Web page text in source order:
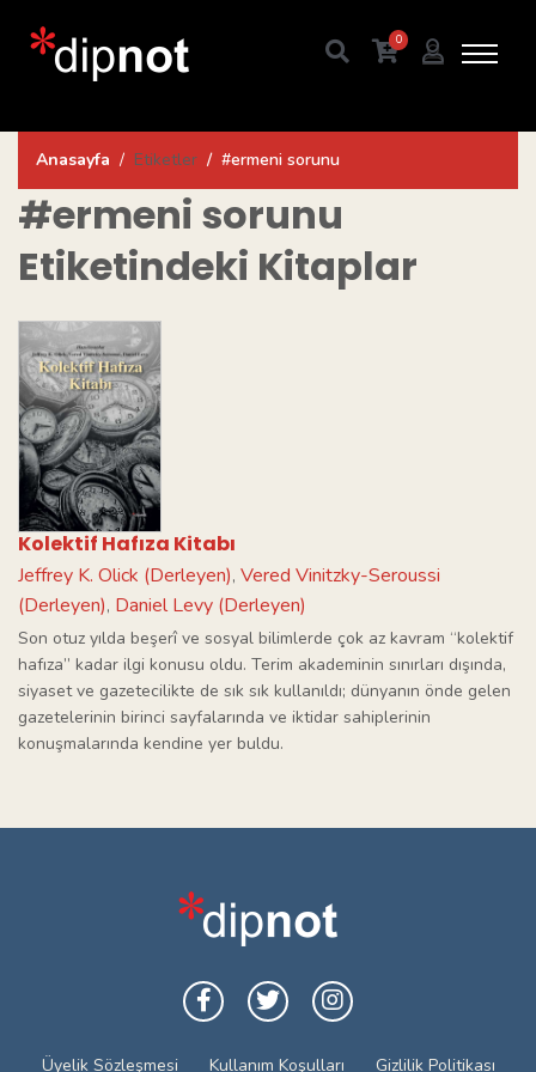
0
Anasayfa Etiketler #ermeni sorunu
#ermeni sorunu
Etiketindeki Kitaplar
Kolektif Hafıza Kitabı
Jeffrey K. Olick (Derleyen), Vered Vinitzky-Seroussi
(Derleyen), Daniel Levy (Derleyen)
Son otuz yılda beşerî ve sosyal bilimlerde çok az kavram “kolektif
hafıza” kadar ilgi konusu oldu. Terim akademinin sınırları dışında,
siyaset ve gazetecilikte de sık sık kullanıldı; dünyanın önde gelen
gazetelerinin birinci sayfalarında ve iktidar sahiplerinin
konuşmalarında kendine yer buldu.
Üyelik Sözleşmesi Kullanım Koşulları Gizlilik Politikası